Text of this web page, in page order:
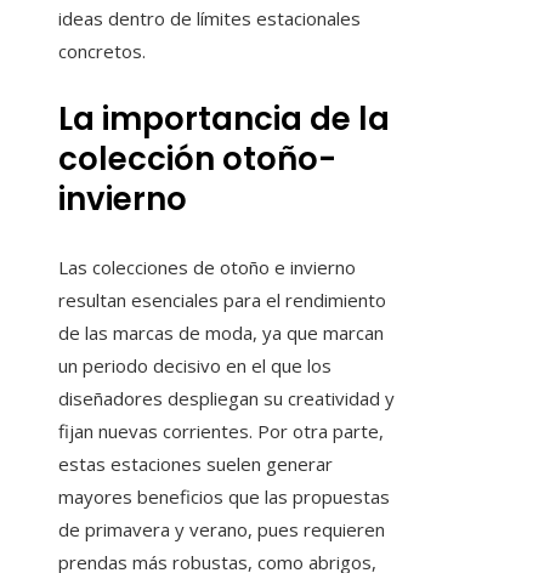
ideas dentro de límites estacionales
concretos.
La importancia de la
colección otoño-
invierno
Las colecciones de otoño e invierno
resultan esenciales para el rendimiento
de las marcas de moda, ya que marcan
un periodo decisivo en el que los
diseñadores despliegan su creatividad y
fijan nuevas corrientes. Por otra parte,
estas estaciones suelen generar
mayores beneficios que las propuestas
de primavera y verano, pues requieren
prendas más robustas, como abrigos,